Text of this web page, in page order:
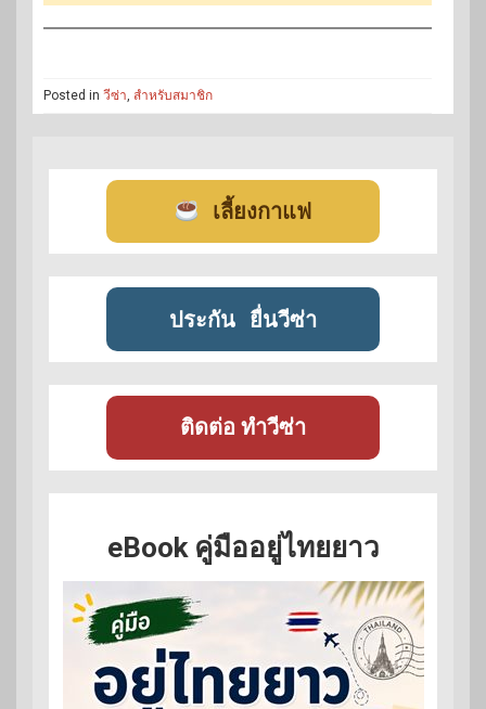
Posted in วีซ่า สำหรับสมาชิก
เลี้ยงกาแฟ
ประกัน ยื่นวีซ่า
ติดต่อ ทำวีซ่า
eBook คู่มืออยู่ไทยยาว